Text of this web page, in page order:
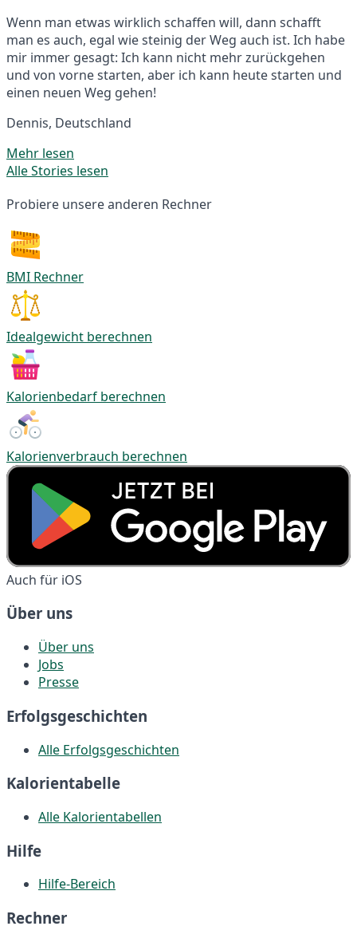
Wenn man etwas wirklich schaffen will, dann schafft
man es auch, egal wie steinig der Weg auch ist. Ich habe
mir immer gesagt: Ich kann nicht mehr zurückgehen
und von vorne starten, aber ich kann heute starten und
einen neuen Weg gehen!
Dennis, Deutschland
Mehr lesen
Alle Stories lesen
Probiere unsere anderen Rechner
BMI Rechner
Idealgewicht berechnen
Kalorienbedarf berechnen
Kalorienverbrauch berechnen
Auch für iOS
Über uns
Über uns
Jobs
Presse
Erfolgsgeschichten
Alle Erfolgsgeschichten
Kalorientabelle
Alle Kalorientabellen
Hilfe
Hilfe-Bereich
Rechner